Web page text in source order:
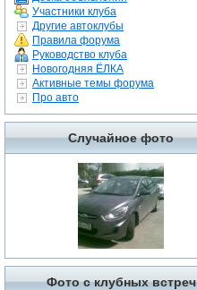
Участники клуба
Другие автоклубы
Правила форума
Руководство клуба
Новогодняя ЁЛКА
Активные темы форума
Про авто
Случайное фото
Фото с клубных встреч